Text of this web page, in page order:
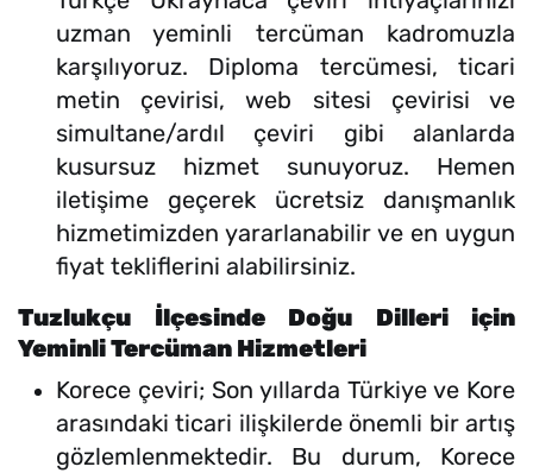
uzman yeminli tercüman kadromuzla
karşılıyoruz. Diploma tercümesi, ticari
metin çevirisi, web sitesi çevirisi ve
simultane/ardıl çeviri gibi alanlarda
kusursuz hizmet sunuyoruz. Hemen
iletişime geçerek ücretsiz danışmanlık
hizmetimizden yararlanabilir ve en uygun
fiyat tekliflerini alabilirsiniz.
Tuzlukçu İlçesinde Doğu Dilleri için
Yeminli Tercüman Hizmetleri
Korece çeviri; Son yıllarda Türkiye ve Kore
arasındaki ticari ilişkilerde önemli bir artış
gözlemlenmektedir. Bu durum, Korece